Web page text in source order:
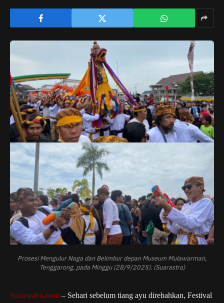
Prosesi Mengulur Naga dan Belimbur depan Museum Mulawarman,
Tenggarong, pada Minggu (28/9/2025). (Suarastra)
Suarastra.com – Sehari sebelum tiang ayu direbahkan, Festival